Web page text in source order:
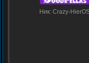
Ник: Crazy-